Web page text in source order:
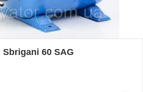
Sbrigani 60 SAG